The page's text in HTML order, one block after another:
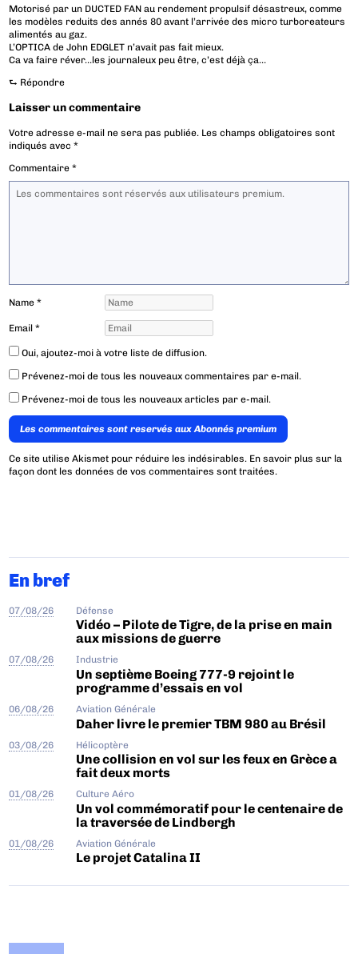
Motorisé par un DUCTED FAN au rendement propulsif désastreux, comme
les modèles reduits des annés 80 avant l’arrivée des micro turboreateurs
alimentés au gaz.
L’OPTICA de John EDGLET n’avait pas fait mieux.
Ca va faire réver…les journaleux peu être, c’est déjà ça…
⮑ Répondre
Laisser un commentaire
Votre adresse e-mail ne sera pas publiée. Les champs obligatoires sont
indiqués avec*
Commentaire*
Name*
Email*
Oui, ajoutez-moi à votre liste de diffusion.
Prévenez-moi de tous les nouveaux commentaires par e-mail.
Prévenez-moi de tous les nouveaux articles par e-mail.
Les commentaires sont reservés aux Abonnés premium
Ce site utilise Akismet pour réduire les indésirables. En savoir plus sur la
façon dont les données de vos commentaires sont traitées.
En bref
07/08/26 Défense
Vidéo – Pilote de Tigre, de la prise en main
aux missions de guerre
07/08/26 Industrie
Un septième Boeing 777-9 rejoint le
programme d’essais en vol
06/08/26 Aviation Générale
Daher livre le premier TBM 980 au Brésil
03/08/26 Hélicoptère
Une collision en vol sur les feux en Grèce a
fait deux morts
01/08/26 Culture Aéro
Un vol commémoratif pour le centenaire de
la traversée de Lindbergh
01/08/26 Aviation Générale
Le projet Catalina II